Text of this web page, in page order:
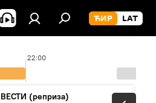
22:00
ВЕСТИ (реприза)